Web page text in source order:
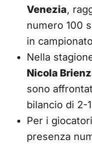
Venezia,
numero 100
in
Nella
Nicola
sono
bilancio di 2-
Per i
presenza